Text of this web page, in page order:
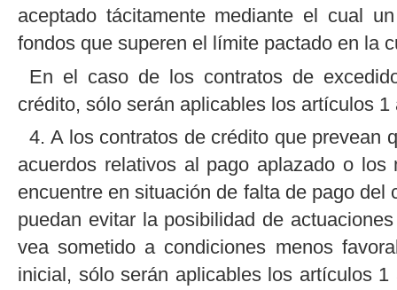
aceptado tácitamente mediante el cual
fondos que superen el límite pactado en la
En el caso de los contratos de
crédito, sólo serán aplicables los artículos 1
4. A los contratos de crédito que prevean
acuerdos relativos al pago aplazado o
encuentre en situación de falta de pago
puedan evitar la posibilidad de
vea sometido a condiciones menos
inicial, sólo serán aplicables los artículos